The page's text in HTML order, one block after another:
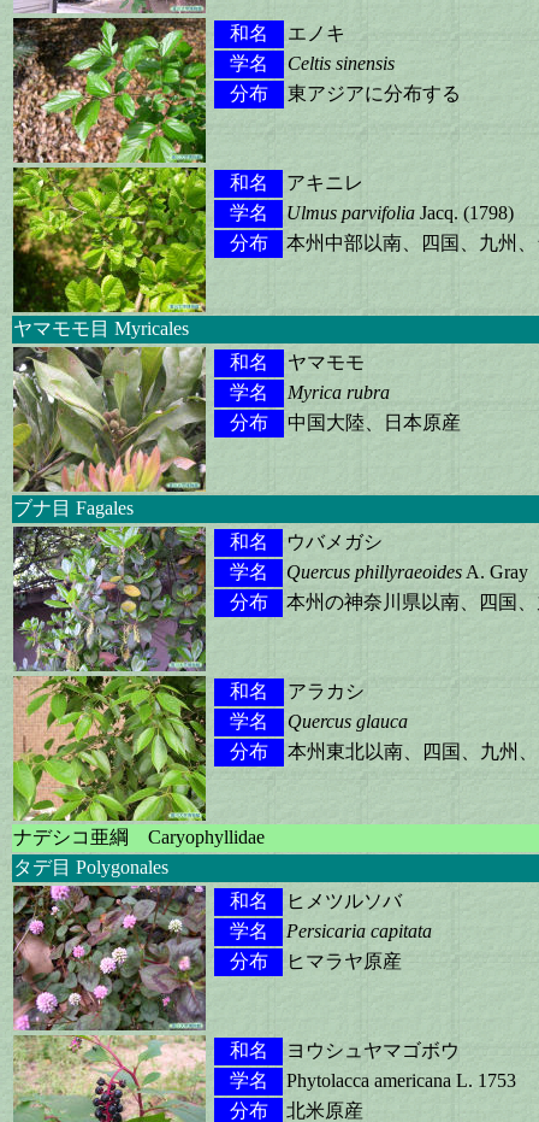
和名
エノキ
学名
Celtis sinensis
分布
東アジアに分布する
和名
アキニレ
学名
Ulmus parvifolia Jacq. (1798)
分布
本州中部以南、四国、九州
ヤマモモ目 Myricales
和名
ヤマモモ
学名
Myrica rubra
分布
中国大陸、日本原産
ブナ目 Fagales
和名
ウバメガシ
学名
Quercus phillyraeoides A. Gray
分布
本州の神奈川県以南、四国
和名
アラカシ
学名
Quercus glauca
分布
本州東北以南、四国、九州
ナデシコ亜綱 Caryophyllidae
タデ目 Polygonales
和名
ヒメツルソバ
学名
Persicaria capitata
分布
ヒマラヤ原産
和名
ヨウシュヤマゴボウ
学名
Phytolacca americana L. 1753
分布
北米原産